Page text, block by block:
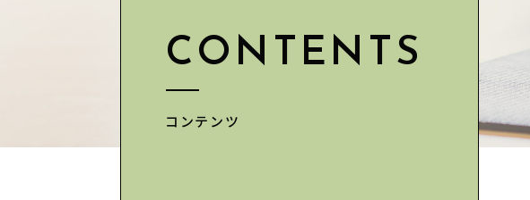
CONTENTS
コンテンツ